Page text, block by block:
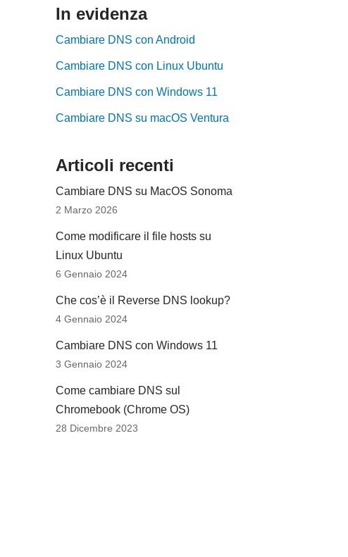
In evidenza
Cambiare DNS con Android
Cambiare DNS con Linux Ubuntu
Cambiare DNS con Windows 11
Cambiare DNS su macOS Ventura
Articoli recenti
Cambiare DNS su MacOS Sonoma
2 Marzo 2026
Come modificare il file hosts su
Linux Ubuntu
6 Gennaio 2024
Che cos’è il Reverse DNS lookup?
4 Gennaio 2024
Cambiare DNS con Windows 11
3 Gennaio 2024
Come cambiare DNS sul
Chromebook (Chrome OS)
28 Dicembre 2023